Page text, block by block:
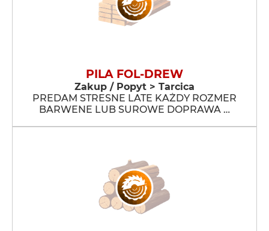
PILA FOL-DREW
Zakup / Popyt > Tarcica
PREDAM STRESNE LATE KAŻDY ROZMER
BARWENE LUB SUROWE DOPRAWA …